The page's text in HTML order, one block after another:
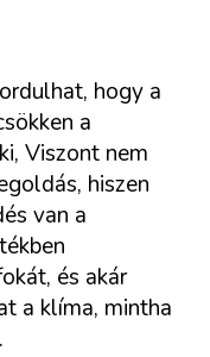
hogy a
a
Viszont nem
hiszen
van a
és akár
a klíma, mintha